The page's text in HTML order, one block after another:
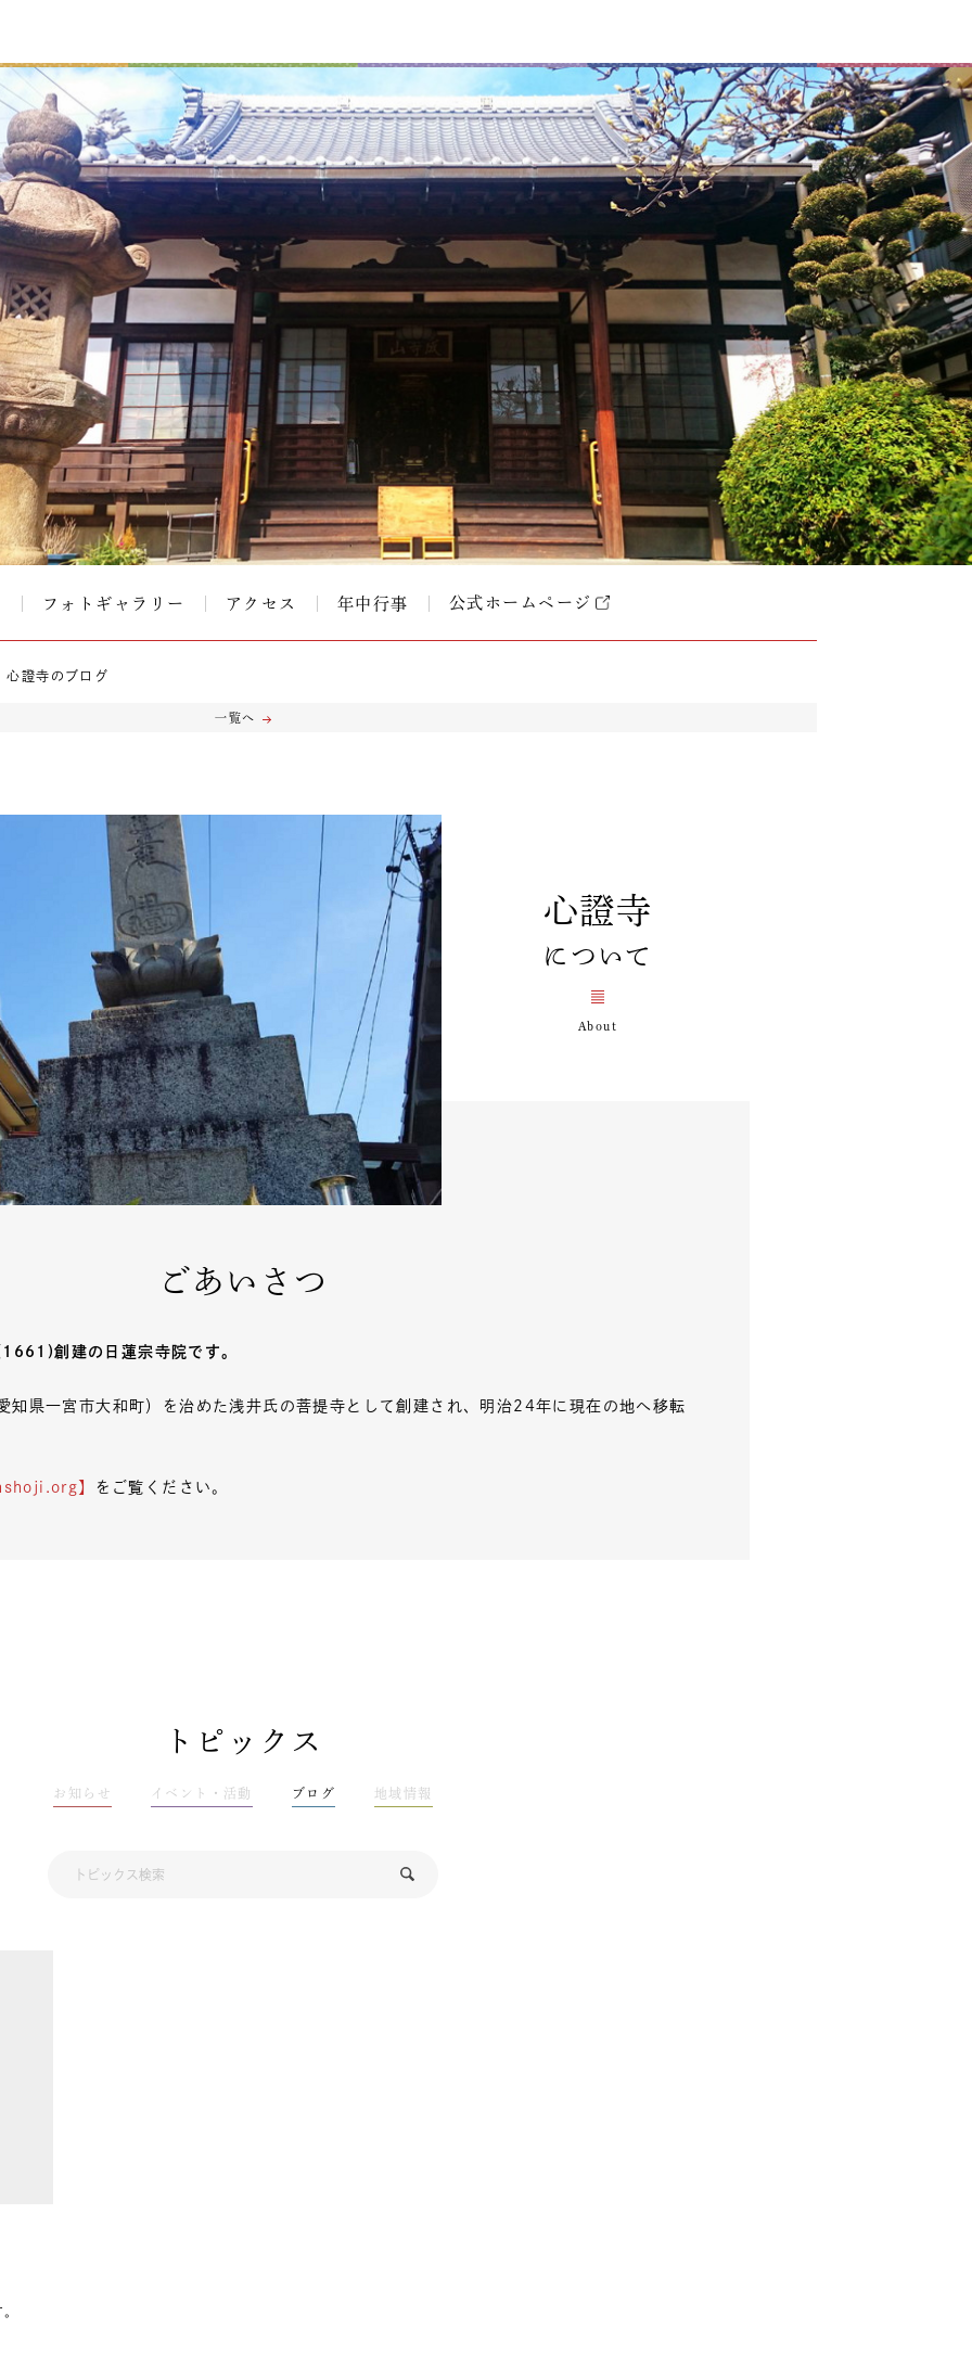
フォトギャラリー アクセス 年中行事 公式ホームページ
心證寺のブログ
一覧へ
心證寺
について
ごあいさつ
創建の日蓮宗寺院です。
知県一宮市大和町）を治めた浅井氏の菩提寺として創建され、明治24年に現在の地へ移転
】 をご覧ください。
トピックス
お知らせ イベント・活動 ブログ 地域情報